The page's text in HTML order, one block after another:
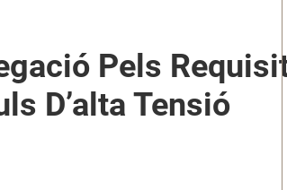
Pels
D’alta Tensió